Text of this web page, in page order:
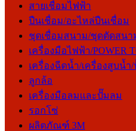
สายเชื่อมไฟฟ้า
ปืนเชื่อม/อะไหล่ปืนเชื่อม
ชุดเชื่อมสนาม/ชุดตัดสนา
เครื่องมือไฟฟ้า/POWER
เครื่องฉีดน้ำ/เครื่องสูบน้ำ
ลูกล้อ
เครื่องมือลมและปั๊มลม
รอกโซ่
ผลิตภัณฑ์ 3M